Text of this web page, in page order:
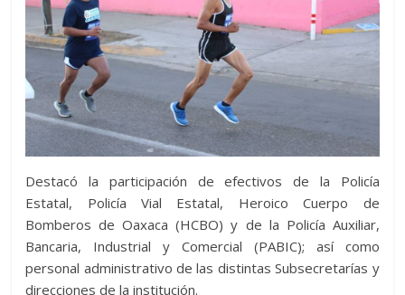
Destacó la participación de efectivos de la Policía
Estatal, Policía Vial Estatal, Heroico Cuerpo de
Bomberos de Oaxaca (HCBO) y de la Policía Auxiliar,
Bancaria, Industrial y Comercial (PABIC); así como
personal administrativo de las distintas Subsecretarías y
direcciones de la institución.